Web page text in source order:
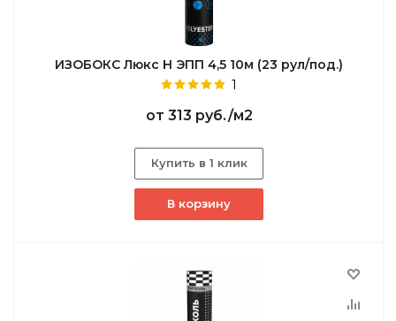
ИЗОБОКС Люкс Н ЭПП 4,5 10м (23 рул/под.)
1
от 313 руб./м2
Купить в 1 клик
В корзину